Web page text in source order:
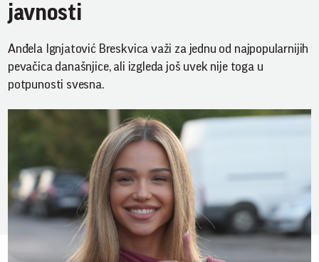
javnosti
Anđela Ignjatović Breskvica važi za jednu od najpopularnijih
pevačica današnjice, ali izgleda još uvek nije toga u
potpunosti svesna.